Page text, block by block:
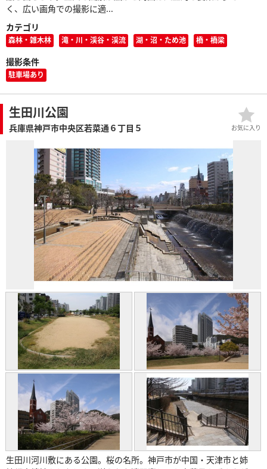
く、広い画角での撮影に適...
カテゴリ
森林・雑木林 滝・川・渓谷・渓流 湖・沼・ため池 橋・橋梁
撮影条件
駐車場あり
生田川公園
兵庫県神戸市中央区若菜通６丁目５
生田川河川敷にある公園。桜の名所。神戸市が中国・天津市と姉
お気に入り